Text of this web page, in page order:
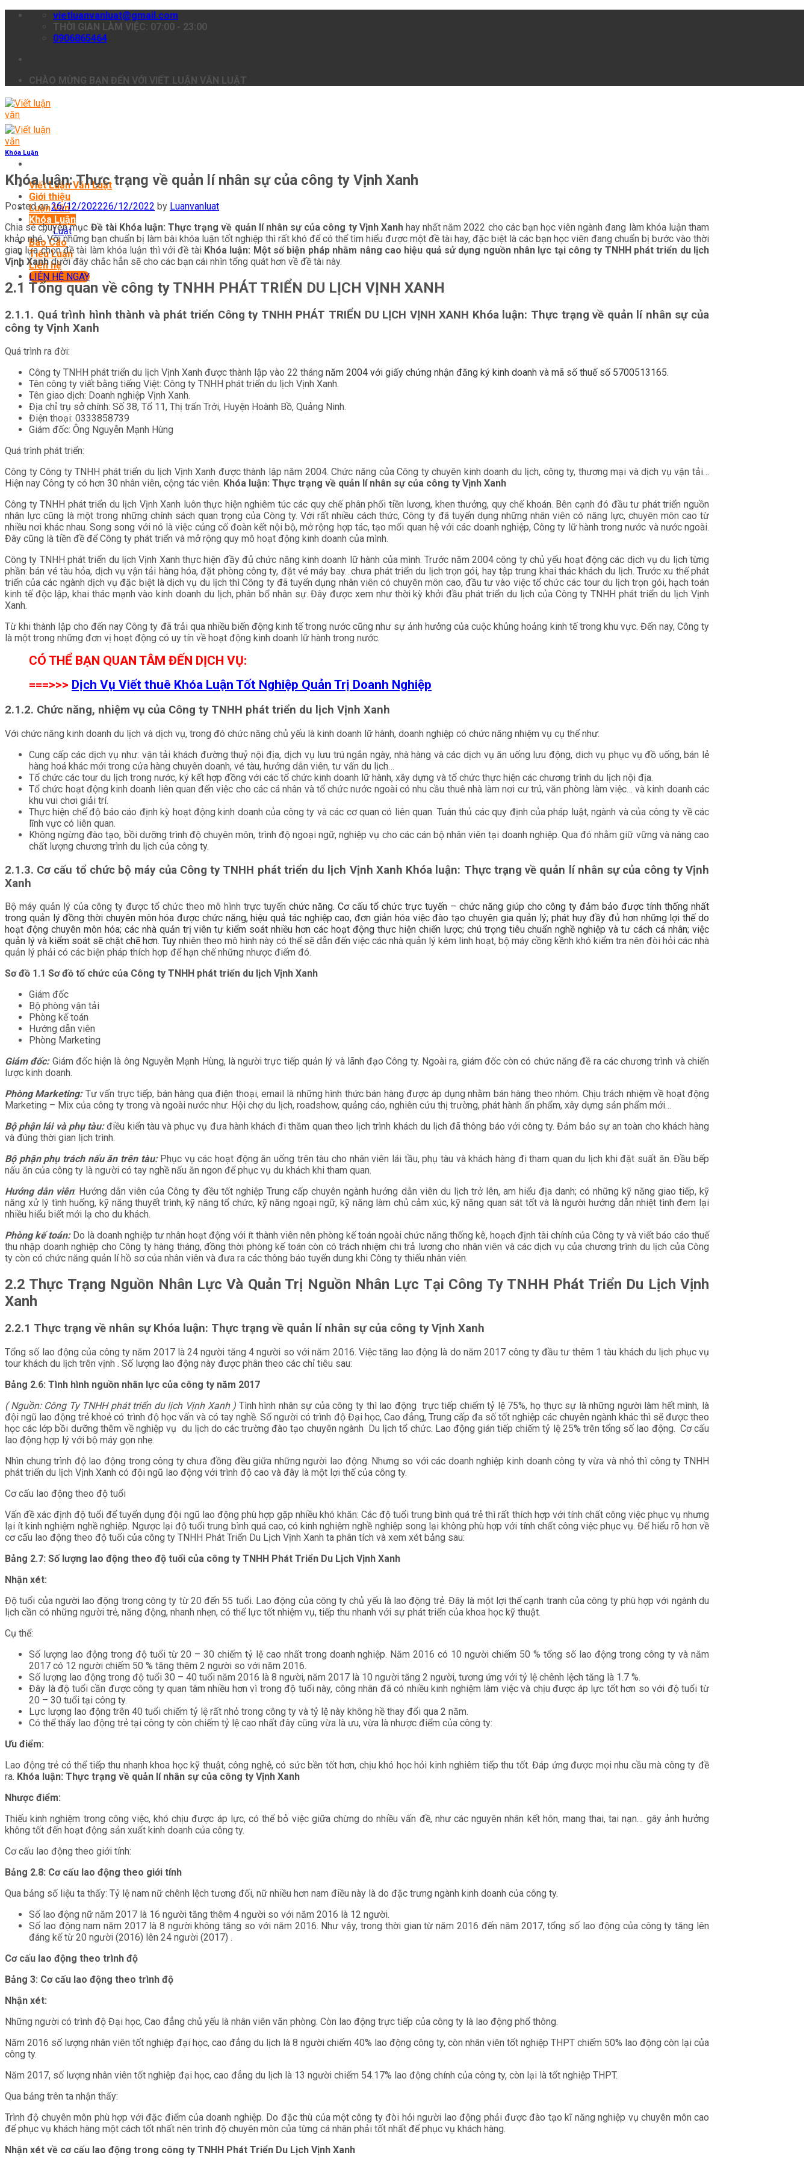
Skip
vietluanvanluat@gmail.com
THỜI GIAN LÀM VIỆC: 07:00 - 23:00
0906865464
CHÀO MỪNG BẠN ĐẾN VỚI VIẾT LUẬN VĂN LUẬT
Viết Luận Văn Luật
Giới thiệu
Luận Văn
Khóa Luận
Luật
Báo Cáo
Tiểu Luận
Liên hệ
LIÊN HỆ NGAY
Khóa Luận
Khóa luận: Thực trạng về quản lí nhân sự của công ty Vịnh Xanh
Posted on26/12/202226/12/2022 by Luanvanluat
Chia sẻ chuyên mục Đề tài Khóa luận: Thực trạng về quản lí nhân sự của công ty Vịnh Xanh hay nhất năm 2022 cho các bạn học viên ngành đang làm khóa luận tham
khảo nhé. Với những bạn chuẩn bị làm bài khóa luận tốt nghiệp thì rất khó để có thể tìm hiểu được một đề tài hay, đặc biệt là các bạn học viên đang chuẩn bị bước vào thời
gian lựa chọn đề tài làm khóa luận thì với đề tài Khóa luận: Một số biện pháp nhằm nâng cao hiệu quả sử dụng nguồn nhân lực tại công ty TNHH phát triển du lịch
Vịnh Xanh dưới đây chắc hẳn sẽ cho các bạn cái nhìn tổng quát hơn về đề tài này.
2.1 Tổng quan về công ty TNHH PHÁT TRIỂN DU LỊCH VỊNH XANH
2.1.1. Quá trình hình thành và phát triển Công ty TNHH PHÁT TRIỂN DU LỊCH VỊNH XANH Khóa luận: Thực trạng về quản lí nhân sự của
công ty Vịnh Xanh
Quá trình ra đời:
Công ty TNHH phát triển du lịch Vịnh Xanh được thành lập vào 22 tháng năm 2004 với giấy chứng nhận đăng ký kinh doanh và mã số thuế số 5700513165.
Tên công ty viết bằng tiếng Việt: Công ty TNHH phát triển du lịch Vịnh Xanh.
Tên giao dịch: Doanh nghiệp Vịnh Xanh.
Địa chỉ trụ sở chính: Số 38, Tổ 11, Thị trấn Trới, Huyện Hoành Bồ, Quảng Ninh.
Điện thoại: 0333858739
Giám đốc: Ông Nguyễn Mạnh Hùng
Quá trình phát triển:
Công ty Công ty TNHH phát triển du lịch Vịnh Xanh được thành lập năm 2004. Chức năng của Công ty chuyên kinh doanh du lịch, công ty, thương mại và dịch vụ vận tải…
Hiện nay Công ty có hơn 30 nhân viên, cộng tác viên. Khóa luận: Thực trạng về quản lí nhân sự của công ty Vịnh Xanh
Công ty TNHH phát triển du lịch Vịnh Xanh luôn thực hiện nghiêm túc các quy chế phân phối tiền lương, khen thưởng, quy chế khoán. Bên cạnh đó đầu tư phát triển nguồn
nhân lực cũng là một trong những chính sách quan trọng của Công ty. Với rất nhiều cách thức, Công ty đã tuyển dụng những nhân viên có năng lực, chuyên môn cao từ
nhiều nơi khác nhau. Song song với nó là việc củng cố đoàn kết nội bộ, mở rộng hợp tác, tạo mối quan hệ với các doanh nghiệp, Công ty lữ hành trong nước và nước ngoài.
Đây cũng là tiền đề để Công ty phát triển và mở rộng quy mô hoạt động kinh doanh của mình.
Công ty TNHH phát triển du lịch Vịnh Xanh thực hiện đầy đủ chức năng kinh doanh lữ hành của mình. Trước năm 2004 công ty chủ yếu hoạt động các dịch vụ du lịch từng
phần: bán vé tàu hỏa, dịch vụ vận tải hàng hóa, đặt phòng công ty, đặt vé máy bay…chưa phát triển du lịch trọn gói, hay tập trung khai thác khách du lịch. Trước xu thế phát
triển của các ngành dịch vụ đặc biệt là dịch vụ du lịch thì Công ty đã tuyển dụng nhân viên có chuyên môn cao, đầu tư vào việc tổ chức các tour du lịch trọn gói, hạch toán
kinh tế độc lập, khai thác mạnh vào kinh doanh du lịch, phân bổ nhân sự. Đây được xem như thời kỳ khởi đầu phát triển du lịch của Công ty TNHH phát triển du lịch Vịnh
Xanh.
Từ khi thành lập cho đến nay Công ty đã trải qua nhiều biến động kinh tế trong nước cũng như sự ảnh hưởng của cuộc khủng hoảng kinh tế trong khu vực. Đến nay, Công ty
là một trong những đơn vị hoạt động có uy tín về hoạt động kinh doanh lữ hành trong nước.
CÓ THỂ BẠN QUAN TÂM ĐẾN DỊCH VỤ:
===>>> Dịch Vụ Viết thuê Khóa Luận Tốt Nghiệp Quản Trị Doanh Nghiệp
2.1.2. Chức năng, nhiệm vụ của Công ty TNHH phát triển du lịch Vịnh Xanh
Với chức năng kinh doanh du lịch và dịch vụ, trong đó chức năng chủ yếu là kinh doanh lữ hành, doanh nghiệp có chức năng nhiệm vụ cụ thể như:
Cung cấp các dịch vụ như: vận tải khách đường thuỷ nội địa, dịch vụ lưu trú ngắn ngày, nhà hàng và các dịch vụ ăn uống lưu động, dich vụ phục vụ đồ uống, bán lẻ
hàng hoá khác mới trong cửa hàng chuyên doanh, vé tàu, hướng dẫn viên, tư vấn du lịch…
Tổ chức các tour du lịch trong nước, ký kết hợp đồng với các tổ chức kinh doanh lữ hành, xây dựng và tổ chức thực hiện các chương trình du lịch nội địa.
Tổ chức hoạt động kinh doanh liên quan đến việc cho các cá nhân và tổ chức nước ngoài có nhu cầu thuê nhà làm nơi cư trú, văn phòng làm việc… và kinh doanh các
khu vui chơi giải trí.
Thực hiện chế độ báo cáo định kỳ hoạt động kinh doanh của công ty và các cơ quan có liên quan. Tuân thủ các quy định của pháp luật, ngành và của công ty về các
lĩnh vực có liên quan.
Không ngừng đào tạo, bồi dưỡng trình độ chuyên môn, trình độ ngoại ngữ, nghiệp vụ cho các cán bộ nhân viên tại doanh nghiệp. Qua đó nhằm giữ vững và nâng cao
chất lượng chương trình du lịch của công ty.
2.1.3. Cơ cấu tổ chức bộ máy của Công ty TNHH phát triển du lịch Vịnh Xanh Khóa luận: Thực trạng về quản lí nhân sự của công ty Vịnh
Xanh
Bộ máy quản lý của công ty được tổ chức theo mô hình trực tuyến chức năng. Cơ cấu tổ chức trực tuyến – chức năng giúp cho công ty đảm bảo được tính thống nhất
trong quản lý đồng thời chuyên môn hóa được chức năng, hiệu quả tác nghiệp cao, đơn giản hóa việc đào tạo chuyên gia quản lý; phát huy đầy đủ hơn những lợi thế do
hoạt động chuyên môn hóa; các nhà quản trị viên tự kiểm soát nhiều hơn các hoạt động thực hiện chiến lược; chú trọng tiêu chuẩn nghề nghiệp và tư cách cá nhân; việc
quản lý và kiểm soát sẽ chặt chẽ hơn. Tuy nhiên theo mô hình này có thể sẽ dẫn đến việc các nhà quản lý kém linh hoạt, bộ máy cồng kềnh khó kiểm tra nên đòi hỏi các nhà
quản lý phải có các biện pháp thích hợp để hạn chế những nhược điểm đó.
Sơ đồ 1.1 Sơ đồ tổ chức của Công ty TNHH phát triển du lịch Vịnh Xanh
Giám đốc
Bộ phòng vận tải
Phòng kế toán
Hướng dẫn viên
Phòng Marketing
Giám đốc:Giám đốc hiện là ông Nguyễn Mạnh Hùng, là người trực tiếp quản lý và lãnh đạo Công ty. Ngoài ra, giám đốc còn có chức năng đề ra các chương trình và chiến
lược kinh doanh.
Phòng Marketing:Tư vấn trực tiếp, bán hàng qua điện thoại, email là những hình thức bán hàng được áp dụng nhằm bán hàng theo nhóm. Chịu trách nhiệm về hoạt động
Marketing – Mix của công ty trong và ngoài nước như: Hội chợ du lịch, roadshow, quảng cáo, nghiên cứu thị trường, phát hành ấn phẩm, xây dựng sản phẩm mới…
Bộ phận lái và phụ tàu:điều kiển tàu và phục vụ đưa hành khách đi thăm quan theo lịch trình khách du lịch đã thông báo với công ty. Đảm bảo sự an toàn cho khách hàng
và đúng thời gian lịch trình.
Bộ phận phụ trách nấu ăn trên tàu:Phục vụ các hoạt động ăn uống trên tàu cho nhân viên lái tầu, phụ tàu và khách hàng đi tham quan du lịch khi đặt suất ăn. Đầu bếp
nấu ăn của công ty là người có tay nghề nấu ăn ngon để phục vụ du khách khi tham quan.
Hướng dẫn viên: Hướng dẫn viên của Công ty đều tốt nghiệp Trung cấp chuyên ngành hướng dẫn viên du lịch trở lên, am hiểu địa danh; có những kỹ năng giao tiếp, kỹ
năng xử lý tình huống, kỹ năng thuyết trình, kỹ năng tổ chức, kỹ năng ngoại ngữ, kỹ năng làm chủ cảm xúc, kỹ năng quan sát tốt và là người hướng dẫn nhiệt tình đem lại
nhiều hiểu biết mới lạ cho du khách.
Phòng kế toán:Do là doanh nghiệp tư nhân hoạt động với ít thành viên nên phòng kế toán ngoài chức năng thống kê, hoạch định tài chính của Công ty và viết báo cáo thuế
thu nhập doanh nghiệp cho Công ty hàng tháng, đồng thời phòng kế toán còn có trách nhiệm chi trả lương cho nhân viên và các dịch vụ của chương trình du lịch của Công
ty còn có chức năng quản lí hồ sơ của nhân viên và đưa ra các thông báo tuyển dung khi Công ty thiếu nhân viên.
2.2 Thực Trạng Nguồn Nhân Lực Và Quản Trị Nguồn Nhân Lực Tại Công Ty TNHH Phát Triển Du Lịch Vịnh
Xanh
2.2.1 Thực trạng về nhân sự Khóa luận: Thực trạng về quản lí nhân sự của công ty Vịnh Xanh
Tổng số lao động của công ty năm 2017 là 24 người tăng 4 người so với năm 2016. Việc tăng lao động là do năm 2017 công ty đầu tư thêm 1 tàu khách du lịch phục vụ
tour khách du lịch trên vịnh . Số lượng lao động này được phân theo các chỉ tiêu sau:
Bảng 2.6: Tình hình nguồn nhân lực của công ty năm 2017
( Nguồn: Công Ty TNHH phát triển du lịch Vịnh Xanh ) Tình hình nhân sự của công ty thì lao động trực tiếp chiếm tỷ lệ 75%, họ thực sự là những người làm hết mình, là
đội ngũ lao động trẻ khoẻ có trình độ học vấn và có tay nghề. Số người có trình độ Đại học, Cao đẳng, Trung cấp đa số tốt nghiệp các chuyên ngành khác thì sẽ được theo
học các lớp bồi dưỡng thêm về nghiệp vụ du lịch do các trường đào tạo chuyên ngành Du lịch tổ chức. Lao động gián tiếp chiếm tỷ lệ 25% trên tổng số lao động. Cơ cấu
lao động hợp lý với bộ máy gọn nhẹ.
Nhìn chung trình độ lao động trong công ty chưa đồng đều giữa những người lao động. Nhưng so với các doanh nghiệp kinh doanh công ty vừa và nhỏ thì công ty TNHH
phát triển du lịch Vịnh Xanh có đội ngũ lao động với trình độ cao và đây là một lợi thế của công ty.
Cơ cấu lao động theo độ tuổi
Vấn đề xác định độ tuổi để tuyển dụng đội ngũ lao động phù hợp gặp nhiều khó khăn: Các độ tuổi trung bình quá trẻ thì rất thích hợp với tính chất công việc phục vụ nhưng
lại ít kinh nghiệm nghề nghiệp. Ngược lại độ tuổi trung bình quá cao, có kinh nghiệm nghề nghiệp song lại không phù hợp với tính chất công việc phục vụ. Để hiểu rõ hơn về
cơ cấu lao động theo độ tuổi của công ty TNHH Phát Triển Du Lịch Vịnh Xanh ta phân tích và xem xét bảng sau:
Bảng 2.7: Số lượng lao động theo độ tuổi của công ty TNHH Phát Triển Du Lịch Vịnh Xanh
Nhận xét:
Độ tuổi của người lao động trong công ty từ 20 đến 55 tuổi. Lao động của công ty chủ yếu là lao động trẻ. Đây là một lợi thế cạnh tranh của công ty phù hợp với ngành du
lịch cần có những người trẻ, năng động, nhanh nhẹn, có thể lực tốt nhiệm vụ, tiếp thu nhanh với sự phát triển của khoa học kỹ thuật.
Cụ thể:
Số lượng lao động trong độ tuổi từ 20 – 30 chiếm tỷ lệ cao nhất trong doanh nghiệp. Năm 2016 có 10 người chiếm 50 % tổng số lao động trong công ty và năm
2017 có 12 người chiếm 50 % tăng thêm 2 người so với năm 2016.
Số lượng lao động trong độ tuổi 30 – 40 tuổi năm 2016 là 8 người, năm 2017 là 10 người tăng 2 người, tương ứng với tỷ lệ chênh lệch tăng là 1.7 %.
Đây là độ tuổi cần được công ty quan tâm nhiều hơn vì trong độ tuổi này, công nhân đã có nhiều kinh nghiệm làm việc và chịu được áp lực tốt hơn so với độ tuổi từ
20 – 30 tuổi tại công ty.
Lực lượng lao động trên 40 tuổi chiếm tỷ lệ rất nhỏ trong công ty và tỷ lệ này không hề thay đổi qua 2 năm.
Có thể thấy lao động trẻ tại công ty còn chiếm tỷ lệ cao nhất đây cũng vừa là ưu, vừa là nhược điểm của công ty:
Ưu điểm:
Lao động trẻ có thể tiếp thu nhanh khoa học kỹ thuật, công nghệ, có sức bền tốt hơn, chịu khó học hỏi kinh nghiêm tiếp thu tốt. Đáp ứng được mọi nhu cầu mà công ty đề
ra. Khóa luận: Thực trạng về quản lí nhân sự của công ty Vịnh Xanh
Nhược điểm:
Thiếu kinh nghiệm trong công việc, khó chịu được áp lực, có thể bỏ việc giữa chừng do nhiều vấn đề, như các nguyên nhân kết hôn, mang thai, tai nạn… gây ảnh hưởng
không tốt đến hoạt động sản xuất kinh doanh của công ty.
Cơ cấu lao động theo giới tính:
Bảng 2.8: Cơ cấu lao động theo giới tính
Qua bảng số liệu ta thấy: Tỷ lệ nam nữ chênh lệch tương đối, nữ nhiều hơn nam điều này là do đặc trưng ngành kinh doanh của công ty.
Số lao động nữ năm 2017 là 16 người tăng thêm 4 người so với năm 2016 là 12 người.
Số lao động nam năm 2017 là 8 người không tăng so với năm 2016. Như vậy, trong thời gian từ năm 2016 đến năm 2017, tổng số lao động của công ty tăng lên
đáng kể từ 20 người (2016) lên 24 người (2017) .
Cơ cấu lao động theo trình độ
Bảng 3: Cơ cấu lao động theo trình độ
Nhận xét:
Những người có trình độ Đại học, Cao đẳng chủ yếu là nhân viên văn phòng. Còn lao động trực tiếp của công ty là lao động phổ thông.
Năm 2016 số lượng nhân viên tốt nghiệp đại học, cao đẳng du lịch là 8 người chiếm 40% lao động công ty, còn nhân viên tốt nghiệp THPT chiếm 50% lao động còn lại của
công ty.
Năm 2017, số lượng nhân viên tốt nghiệp đại học, cao đẳng du lịch là 13 người chiếm 54.17% lao động chính của công ty, còn lại là tốt nghiệp THPT.
Qua bảng trên ta nhận thấy:
Trình độ chuyên môn phù hợp với đặc điểm của doanh nghiệp. Do đặc thù của một công ty đòi hỏi người lao động phải được đào tạo kĩ năng nghiệp vụ chuyên môn cao
để phục vụ khách hàng một cách tốt nhất nên trình độ chuyên môn của từng cá nhân phải tốt nhất để phục vụ khách hàng.
Nhận xét về cơ cấu lao động trong công ty TNHH Phát Triển Du Lịch Vịnh Xanh